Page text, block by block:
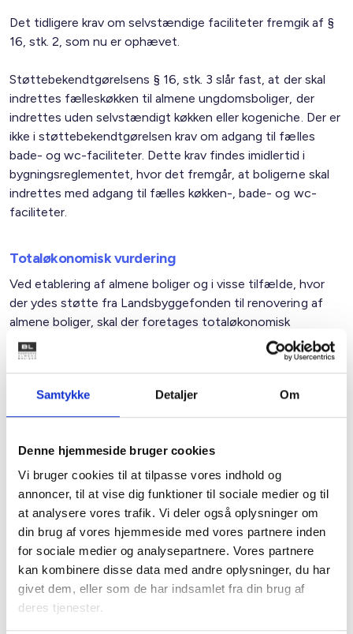
Samtykke Detaljer Om
Denne hjemmeside bruger cookies
Vi bruger cookies til at tilpasse vores indhold og
annoncer, til at vise dig funktioner til sociale medier og til
at analysere vores trafik. Vi deler også oplysninger om
din brug af vores hjemmeside med vores partnere inden
for sociale medier og analysepartnere. Vores partnere
kan kombinere disse data med andre oplysninger, du har
givet dem, eller som de har indsamlet fra din brug af
deres tjenester.
Det tidligere krav om selvstændige faciliteter fremgik af §
16, stk. 2, som nu er ophævet.
Støttebekendtgørelsens § 16, stk. 3 slår fast, at der skal
indrettes fælleskøkken til almene ungdomsboliger, der
indrettes uden selvstændigt køkken eller kogeniche. Der er
ikke i støttebekendtgørelsen krav om adgang til fælles
bade- og wc-faciliteter. Dette krav findes imidlertid i
bygningsreglementet, hvor det fremgår, at boligerne skal
indrettes med adgang til fælles køkken-, bade- og wc-
faciliteter.
Totaløkonomisk vurdering
Ved etablering af almene boliger og i visse tilfælde, hvor
der ydes støtte fra Landsbyggefonden til renovering af
almene boliger, skal der foretages totaløkonomisk
vurdering af byggeriet. Indtil nu har det været et krav, at
denne vurdering var baseret på anvendelsen af
Landsbyggefondens totaløkonomimodel.
model, som skulle anvendes efter de tidligere regler, eller
Disse nye regler fremgår af den reviderede § 35.
Med venlig hilsen
Bent Madsen / Mette Nørgaard Larsen